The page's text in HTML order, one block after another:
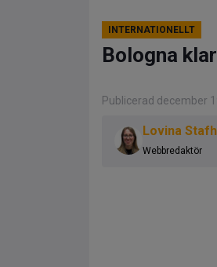
INTERNATIONELLT
Bologna
Publicerad december
Lovina
Webbredaktör